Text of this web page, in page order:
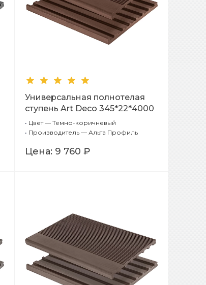
Универсальная полнотелая
ступень Art Deco 345*22*4000
(темно-коричневый)
• Цвет — Темно-коричневый
• Производитель — Альта Профиль
Цена: 9 760 ₽